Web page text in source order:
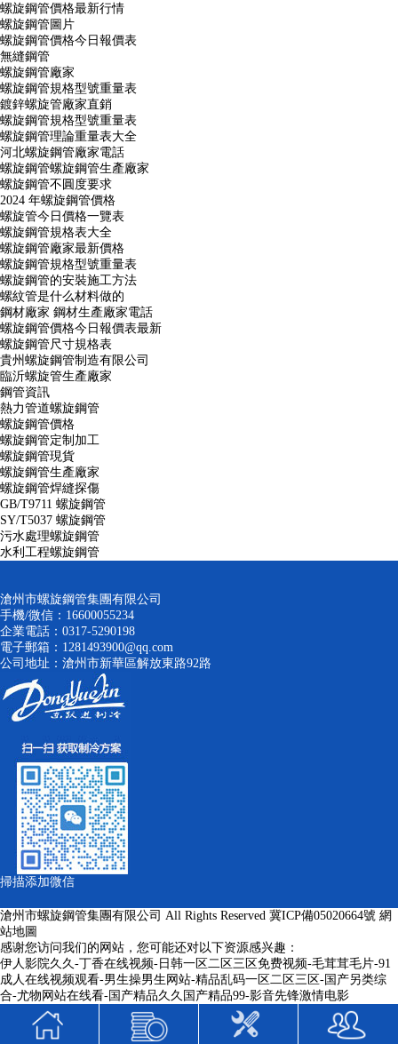
螺旋鋼管價格最新行情
螺旋鋼管圖片
螺旋鋼管價格今日報價表
無縫鋼管
螺旋鋼管廠家
螺旋鋼管規格型號重量表
鍍鋅螺旋管廠家直銷
螺旋鋼管規格型號重量表
螺旋鋼管理論重量表大全
河北螺旋鋼管廠家電話
螺旋鋼管螺旋鋼管生產廠家
螺旋鋼管不圓度要求
2024 年螺旋鋼管價格
螺旋管今日價格一覽表
螺旋鋼管規格表大全
螺旋鋼管廠家最新價格
螺旋鋼管規格型號重量表
螺旋鋼管的安裝施工方法
螺紋管是什么材料做的
鋼材廠家 鋼材生產廠家電話
螺旋鋼管價格今日報價表最新
螺旋鋼管尺寸規格表
貴州螺旋鋼管制造有限公司
臨沂螺旋管生產廠家
鋼管資訊
熱力管道螺旋鋼管
螺旋鋼管價格
螺旋鋼管定制加工
螺旋鋼管現貨
螺旋鋼管生產廠家
螺旋鋼管焊縫探傷
GB/T9711 螺旋鋼管
SY/T5037 螺旋鋼管
污水處理螺旋鋼管
水利工程螺旋鋼管
滄州市螺旋鋼管集團有限公司
手機/微信：16600055234
企業電話：0317-5290198
電子郵箱：1281493900@qq.com
公司地址：滄州市新華區解放東路92路
掃描添加微信
滄州市螺旋鋼管集團有限公司 All Rights Reserved 冀ICP備05020664號 網
站地圖
感谢您访问我们的网站，您可能还对以下资源感兴趣：
伊人影院久久-丁香在线视频-日韩一区二区三区免费视频-毛茸茸毛片-91
成人在线视频观看-男生操男生网站-精品乱码一区二区三区-国产另类综
合-尤物网站在线看-国产精品久久国产精品99-影音先锋激情电影